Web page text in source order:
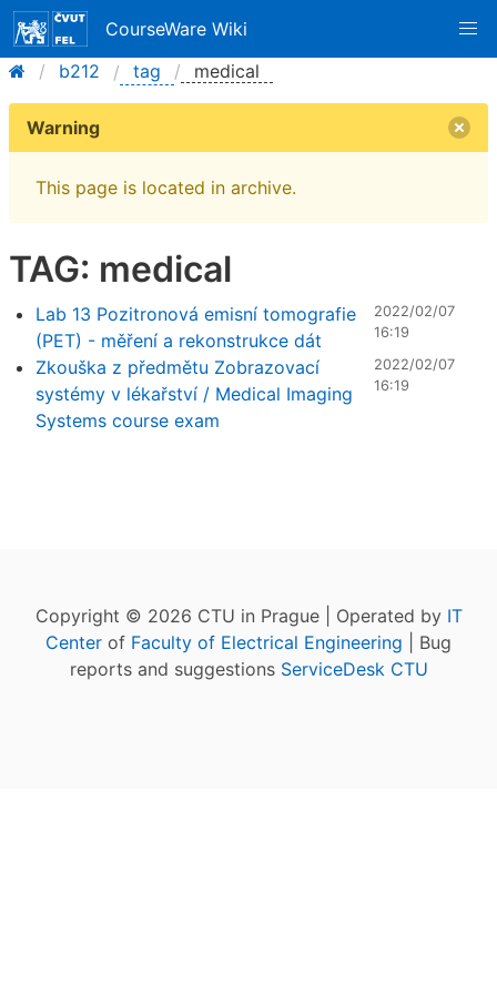
CourseWare Wiki
b212
tag medical
Warning
This page is located in archive.
TAG: medical
Lab 13 Pozitronová emisní tomografie
(PET) - měření a rekonstrukce dát
2022/02/07
16:19
Zkouška z předmětu Zobrazovací
systémy v lékařství / Medical Imaging
Systems course exam
2022/02/07
16:19
Copyright © 2026 CTU in Prague | Operated by IT
Center of Faculty of Electrical Engineering | Bug
reports and suggestions ServiceDesk CTU